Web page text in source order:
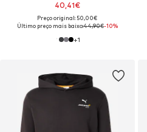
40,41€
Preço original: 50,00€
Último preço mais baixo:44,90€-10%
+1